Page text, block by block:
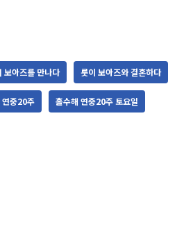
보아즈를 만나다 룻이 보아즈와 결혼하다
연중20주 홀수해 연중20주 토요일